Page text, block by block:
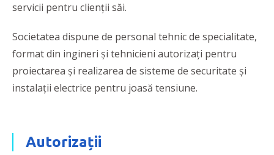
servicii pentru clienții săi.
Societatea dispune de personal tehnic de specialitate,
format din ingineri și tehnicieni autorizați pentru
proiectarea și realizarea de sisteme de securitate și
instalații electrice pentru joasă tensiune.
Autorizații